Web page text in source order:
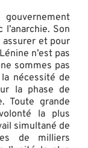
Son
et pour
n’est pas
sommes pas
nécessité de
la phase de
Toute grande
la plus
simultané de
de milliers